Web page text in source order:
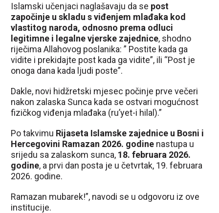
Islamski učenjaci naglašavaju da se post
započinje u skladu s viđenjem mlađaka kod
vlastitog naroda, odnosno prema odluci
legitimne i legalne vjerske zajednice, shodno
riječima Allahovog poslanika: ” Postite kada ga
vidite i prekidajte post kada ga vidite”, ili “Post je
onoga dana kada ljudi poste”.
Dakle, novi hidžretski mjesec počinje prve večeri
nakon zalaska Sunca kada se ostvari mogućnost
fizičkog viđenja mlađaka (ru’yet-i hilal).”
Po takvimu Rijaseta Islamske zajednice u Bosni i
Hercegovini Ramazan 2026. godine nastupa u
srijedu sa zalaskom sunca, 18. februara 2026.
godine, a prvi dan posta je u četvrtak, 19. februara
2026. godine.
Ramazan mubarek!”, navodi se u odgovoru iz ove
institucije.